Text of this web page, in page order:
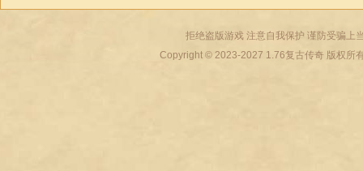
拒绝盗版游戏 注意自我保护 谨防受骗上
Copyright © 2023-2027 1.76复古传奇版权所